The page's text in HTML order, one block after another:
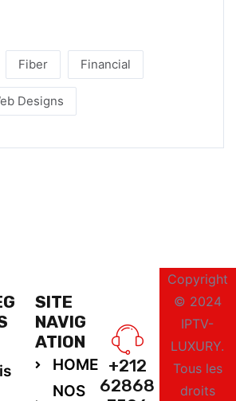
Fiber Financial
Designs
SITE
NAVIG
ATION
HOME
NOS
+212
62868
Copyright
© 2024
IPTV-
LUXURY.
Tous les
droits